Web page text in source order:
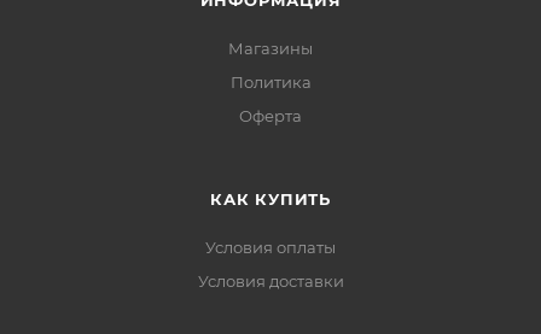
Магазины
Политика
Офертa
КАК КУПИТЬ
Условия оплаты
Условия доставки